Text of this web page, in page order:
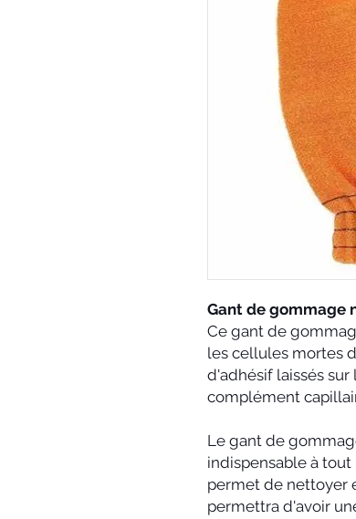
Gant de gommage
Ce gant de
les cellules mortes
d'adhésif laissés
complément
Le gant de
indispensable à
permet de nettoyer
permettra d'avoir